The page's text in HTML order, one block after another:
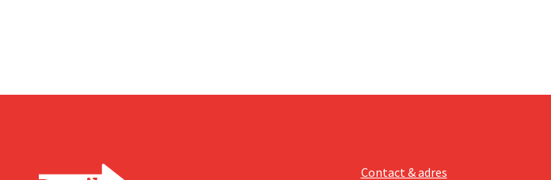
Contact & adres